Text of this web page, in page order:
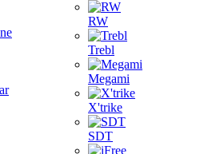
RW
Trebl
Megami
X'trike
SDT